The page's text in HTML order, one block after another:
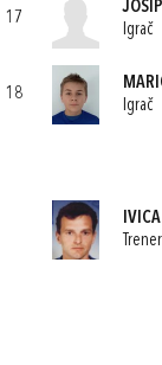
17
Igrač
18
Igrač
Trener